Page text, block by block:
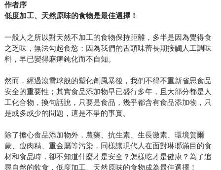
作者序
低度加工、天然原味的食物是最佳選擇！
一般人之所以對天然不加工的食物保持距離，多半是因為覺得食
之乏味，無法勾起食慾；因為我們的舌頭味蕾長期接觸人工調味
料，早已變得麻痺鈍化而不自知。
然而，經過滾雪球般的塑化劑風暴後，我們不得不重新省思食品
安全的重要性；其實食品添加物早已盛行多年，且大部分都是人
工化合物，換句話說，只要是食品，幾乎都含有食品添加物，只
是或多或少的問題，這是不爭的事實。
除了擔心食品添加物外，農藥、抗生素、生長激素、環境賀爾
蒙、瘦肉精、重金屬等污染，同樣讓現代人在面對琳瑯滿目的食
材和食品時，卻不知道什麼才是安全？怎樣吃才是健康？為了追
尋自然的飲食，低度加工、天然原味的食物成為最佳選擇！